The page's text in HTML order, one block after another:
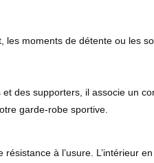
les moments de détente ou les
des supporters, il associe un
garde-robe sportive.
à l’usure. L’intérieur